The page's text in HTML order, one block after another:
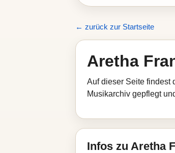
← zurück zur Startseite
Aretha
Auf dieser Seite findest
Musikarchiv gepflegt
Infos zu Aretha